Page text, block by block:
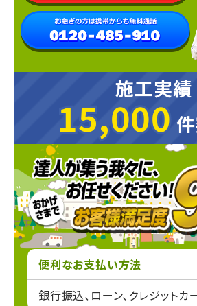
施工実績
15,000
15,000
便利なお支払い方法
銀行振込、ローン、クレジットカ